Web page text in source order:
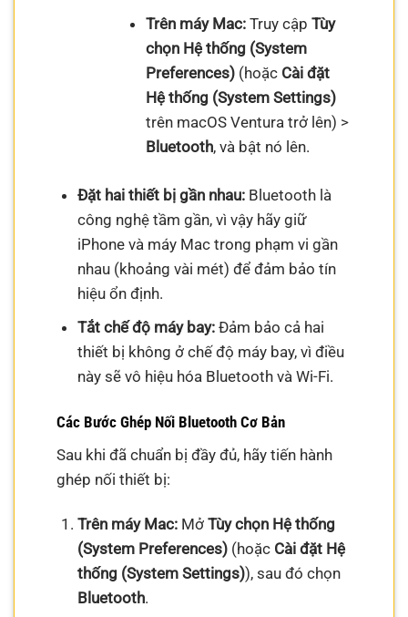
Trên máy Mac:Truy cập Tùy
chọn Hệ thống (System
Preferences)(hoặc Cài đặt
Hệ thống (System Settings)
trên macOS Ventura trở lên) >
Bluetooth, và bật nó lên.
Đặt hai thiết bị gần nhau:Bluetooth là
công nghệ tầm gần, vì vậy hãy giữ
iPhone và máy Mac trong phạm vi gần
nhau (khoảng vài mét) để đảm bảo tín
hiệu ổn định.
Tắt chế độ máy bay:Đảm bảo cả hai
thiết bị không ở chế độ máy bay, vì điều
này sẽ vô hiệu hóa Bluetooth và Wi-Fi.
Các Bước Ghép Nối Bluetooth Cơ Bản
Sau khi đã chuẩn bị đầy đủ, hãy tiến hành
ghép nối thiết bị:
Trên máy Mac:Mở Tùy chọn Hệ thống
(System Preferences)(hoặc Cài đặt Hệ
thống (System Settings)), sau đó chọn
Bluetooth.